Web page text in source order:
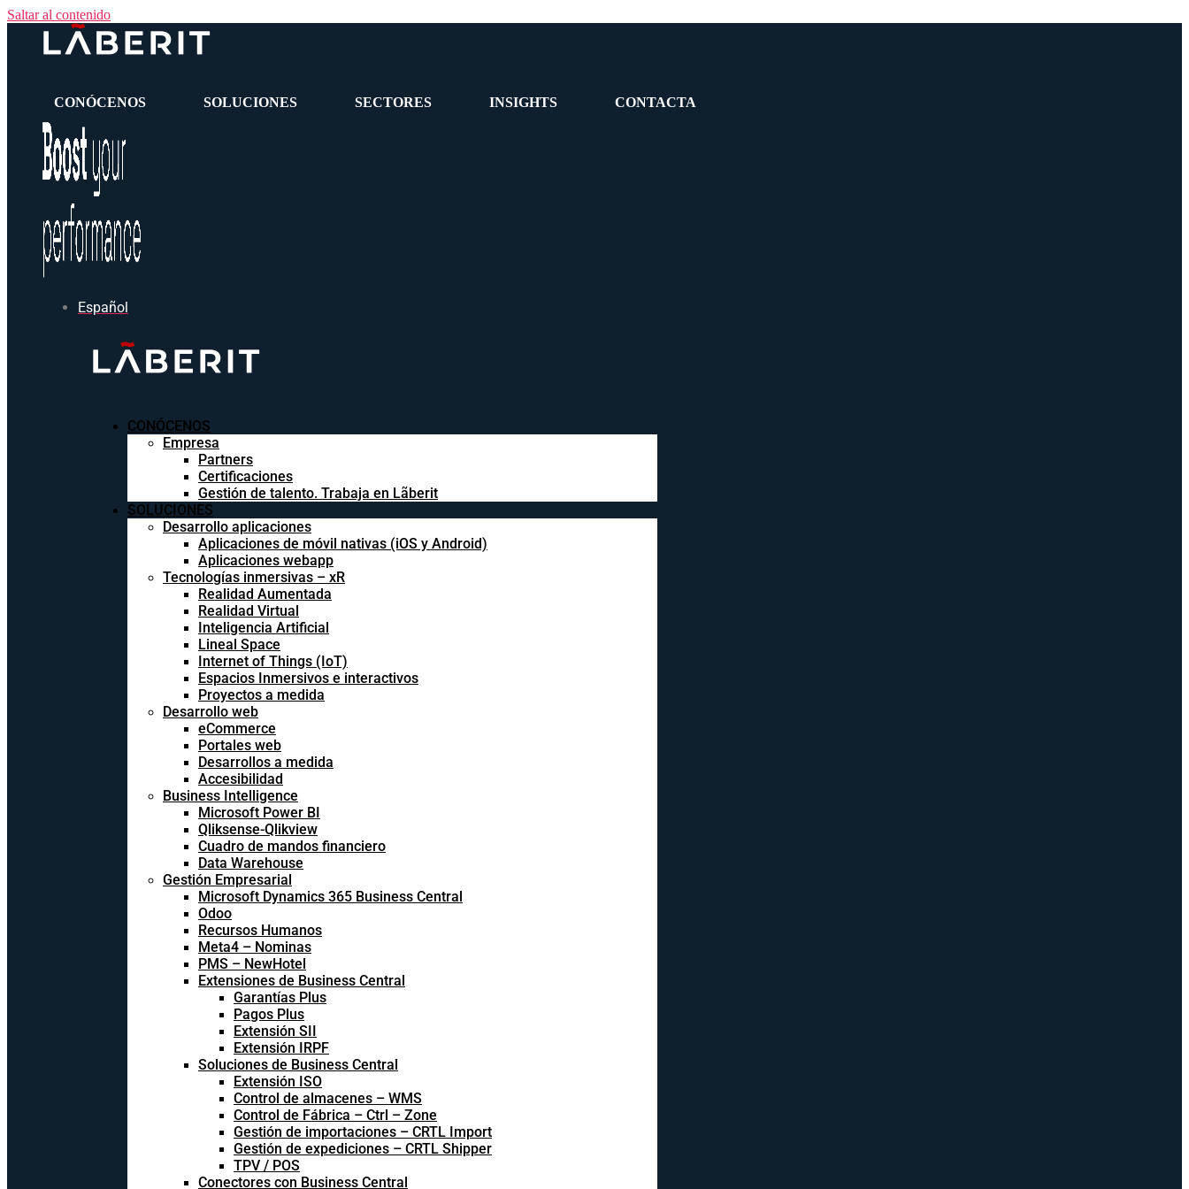
Saltar al contenido
CONÓCENOS SOLUCIONES SECTORES INSIGHTS CONTACTA
Español
CONÓCENOS
Empresa
Partners
Certificaciones
Gestión de talento. Trabaja en Lãberit
SOLUCIONES
Desarrollo aplicaciones
Aplicaciones de móvil nativas (iOS y Android)
Aplicaciones webapp
Tecnologías inmersivas – xR
Realidad Aumentada
Realidad Virtual
Inteligencia Artificial
Lineal Space
Internet of Things (IoT)
Espacios Inmersivos e interactivos
Proyectos a medida
Desarrollo web
eCommerce
Portales web
Desarrollos a medida
Accesibilidad
Business Intelligence
Microsoft Power BI
Qliksense-Qlikview
Cuadro de mandos financiero
Data Warehouse
Gestión Empresarial
Microsoft Dynamics 365 Business Central
Odoo
Recursos Humanos
Meta4 – Nominas
PMS – NewHotel
Extensiones de Business Central
Garantías Plus
Pagos Plus
Extensión SII
Extensión IRPF
Soluciones de Business Central
Extensión ISO
Control de almacenes – WMS
Control de Fábrica – Ctrl – Zone
Gestión de importaciones – CRTL Import
Gestión de expediciones – CRTL Shipper
TPV / POS
Conectores con Business Central